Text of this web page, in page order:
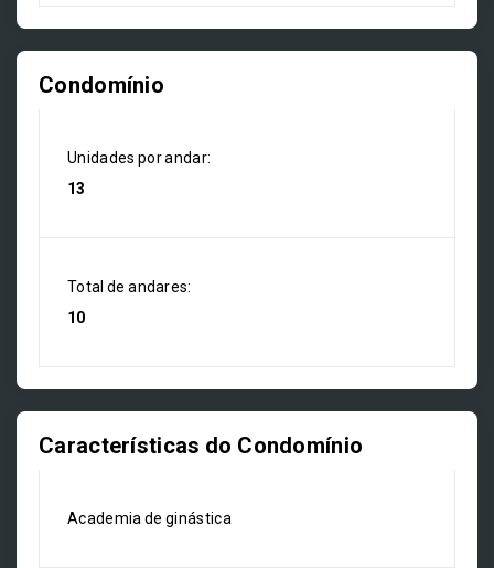
Condomínio
Unidades por andar:
13
Total de andares:
10
Características do Condomínio
Academia de ginástica